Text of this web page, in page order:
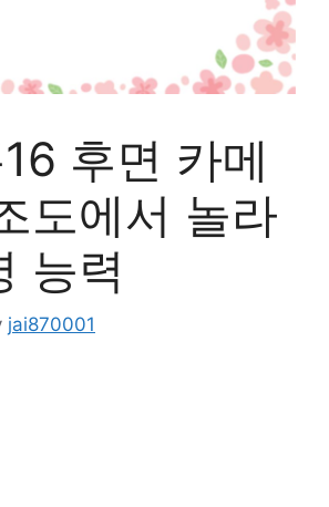
후면 카메
도에서 놀라
능력
jai870001